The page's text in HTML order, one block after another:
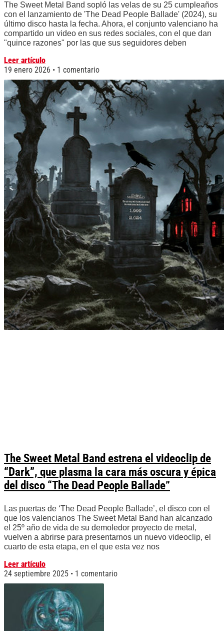
The Sweet Metal Band sopló las velas de su 25 cumpleaños
con el lanzamiento de 'The Dead People Ballade' (2024), su
último disco hasta la fecha. Ahora, el conjunto valenciano ha
compartido un video en sus redes sociales, con el que dan
"quince razones" por las que sus seguidores deben
Leer artículo
19 enero 2026
1 comentario
The Sweet Metal Band estrena el videoclip de
“Dark”, que plasma la cara más oscura y épica
del disco “The Dead People Ballade”
Las puertas de ‘The Dead People Ballade’, el disco con el
que los valencianos The Sweet Metal Band han alcanzado
el 25º año de vida de su demoledor proyecto de metal,
vuelven a abrirse para presentarnos un nuevo videoclip, el
cuarto de esta etapa, en el que esta vez nos
Leer artículo
24 septiembre 2025
1 comentario